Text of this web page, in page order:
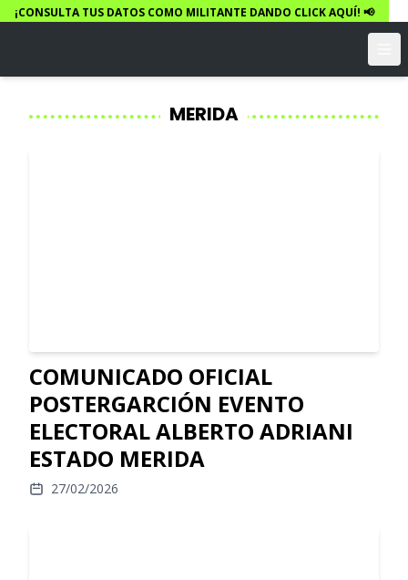
¡CONSULTA TUS DATOS COMO MILITANTE DANDO CLICK AQUÍ! 📢
MERIDA
COMUNICADO OFICIAL
POSTERGARCIÓN EVENTO
ELECTORAL ALBERTO ADRIANI
ESTADO MERIDA
27/02/2026